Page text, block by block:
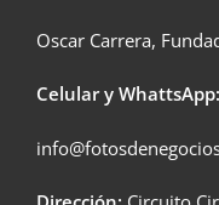
Oscar Carrera,
Celular y